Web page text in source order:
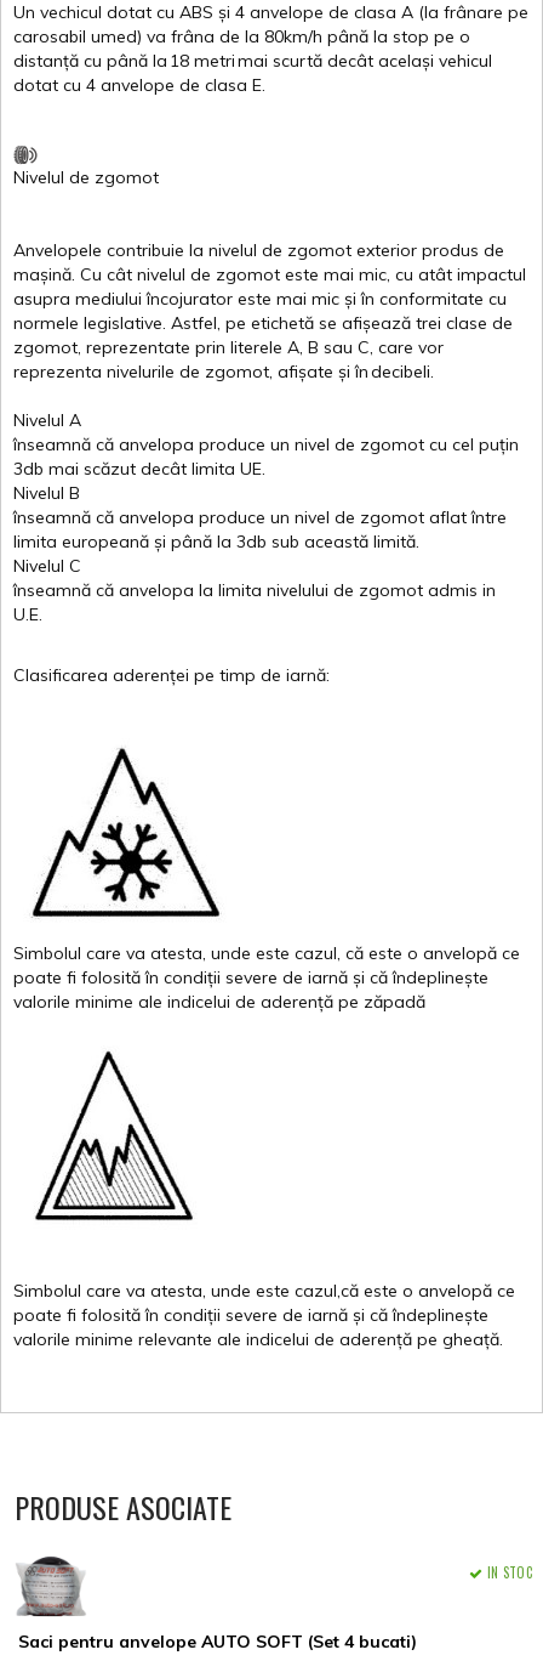
Un vechicul dotat cu ABS și 4 anvelope de clasa A (la frânare pe
carosabil umed) va frâna de la 80km/h până la stop pe o
distanță cu până la 18 metrimai scurtă decât același vehicul
dotat cu 4 anvelope de clasa E.
Nivelul de zgomot
Anvelopele contribuie la nivelul de zgomot exterior produs de
mașină. Cu cât nivelul de zgomot este mai mic, cu atât impactul
asupra mediului încojurator este mai mic și în conformitate cu
normele legislative. Astfel, pe etichetă se afișează trei clase de
zgomot, reprezentate prin literele A, B sau C, care vor
reprezenta nivelurile de zgomot, afișate și îndecibeli.
Nivelul A
înseamnă că anvelopa produce un nivel de zgomot cu cel puțin
3db mai scăzut decât limita UE.
Nivelul B
înseamnă că anvelopa produce un nivel de zgomot aflat între
limita europeană și până la 3db sub această limită.
Nivelul C
înseamnă că anvelopa la limita nivelului de zgomot admis in
U.E.
Clasificarea aderenței pe timp de iarnă:
Simbolul care va atesta, unde este cazul, că este o anvelopă ce
poate fi folosită în condiții severe de iarnă și că îndeplinește
valorile minime ale indicelui de aderență pe zăpadă
Simbolul care va atesta, unde este cazul,că este o anvelopă ce
poate fi folosită în condiții severe de iarnă și că îndeplinește
valorile minime relevante ale indicelui de aderență pe gheață.
PRODUSE ASOCIATE
Saci pentru anvelope AUTO SOFT (Set 4 bucati)
IN STOC